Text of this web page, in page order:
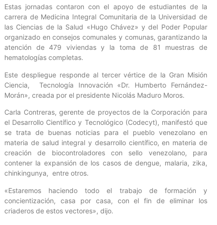
Estas jornadas contaron con el apoyo de estudiantes de la
carrera de Medicina Integral Comunitaria de la Universidad de
las Ciencias de la Salud «Hugo Chávez» y del Poder Popular
organizado en consejos comunales y comunas, garantizando la
atención de 479 viviendas y la toma de 81 muestras de
hematologías completas.
Este despliegue responde al tercer vértice de la Gran Misión
Ciencia, Tecnología Innovación «Dr. Humberto Fernández-
Morán», creada por el presidente Nicolás Maduro Moros.
Carla Contreras, gerente de proyectos de la Corporación para
el Desarrollo Científico y Tecnológico (Codecyt), manifestó que
se trata de buenas noticias para el pueblo venezolano en
materia de salud integral y desarrollo científico, en materia de
creación de biocontroladores con sello venezolano, para
contener la expansión de los casos de dengue, malaria, zika,
chinkingunya, entre otros.
«Estaremos haciendo todo el trabajo de formación y
concientización, casa por casa, con el fin de eliminar los
criaderos de estos vectores», dijo.